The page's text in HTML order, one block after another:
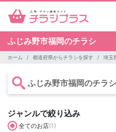
ふじみ野市福岡のチラシ
ホーム 都道府県からチラシを探す 埼玉
ふじみ野市福岡のチラ
ジャンルで絞り込み
全てのお店(1)